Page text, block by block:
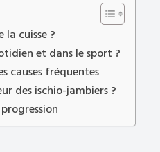
la cuisse ?
et dans le sport ?
causes fréquentes
des ischio-jambiers ?